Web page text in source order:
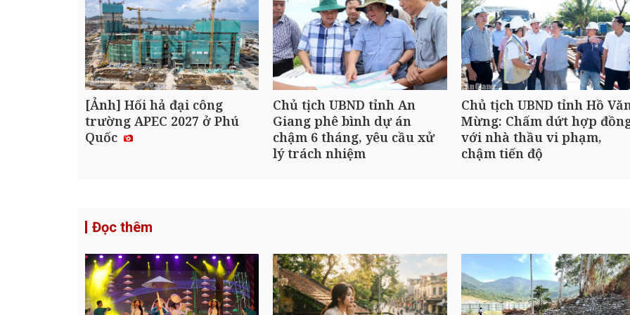
[Ảnh] Hối hả đại công
trường APEC 2027 ở Phú
Quốc
Chủ tịch UBND tỉnh An
Giang phê bình dự án
chậm 6 tháng, yêu cầu xử
lý trách nhiệm
Chủ tịch UBND tỉnh Hồ
Mừng: Chấm dứt hợp
với nhà thầu vi phạm,
chậm tiến độ
Đọc thêm